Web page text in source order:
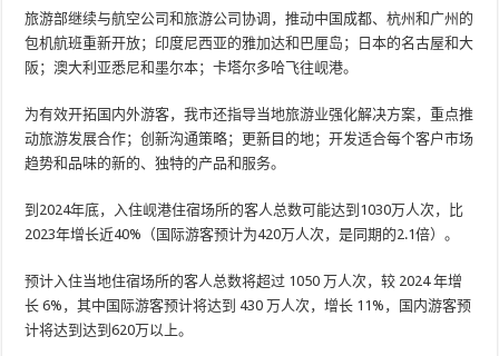
旅游部继续与航空公司和旅游公司协调，推动中国成都、杭州和广州的
包机航班重新开放；印度尼西亚的雅加达和巴厘岛；日本的名古屋和大
阪；澳大利亚悉尼和墨尔本；卡塔尔多哈飞往岘港。
为有效开拓国内外游客，我市还指导当地旅游业强化解决方案，重点推
动旅游发展合作；创新沟通策略；更新目的地；开发适合每个客户市场
趋势和品味的新的、独特的产品和服务。
到2024年底，入住岘港住宿场所的客人总数可能达到1030万人次，比
2023年增长近40%（国际游客预计为420万人次，是同期的2.1倍）。
预计入住当地住宿场所​​的客人总数将超过 1050 万人次，较 2024 年增
长 6%，其中国际游客预计将达到 430 万人次，增长 11%，国内游客预
计将达到达到620万以上。